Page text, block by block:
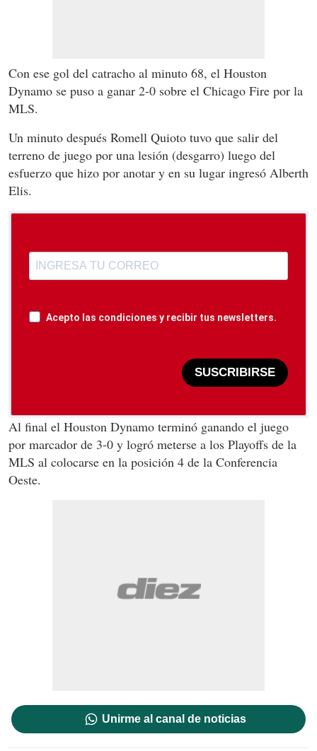
Con ese gol del catracho al minuto 68, el Houston
Dynamo se puso a ganar 2-0 sobre el Chicago Fire por la
MLS.
Un minuto después Romell Quioto tuvo que salir del
terreno de juego por una lesión (desgarro) luego del
esfuerzo que hizo por anotar y en su lugar ingresó Alberth
Elis.
Acepto las condiciones y recibir tus newsletters.
SUSCRIBIRSE
Al final el Houston Dynamo terminó ganando el juego
por marcador de 3-0 y logró meterse a los Playoffs de la
MLS al colocarse en la posición 4 de la Conferencia
Oeste.
Unirme al canal de noticias